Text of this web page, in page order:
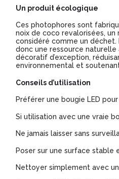
Un produit écologique
Ces photophores sont
noix de coco revalorisées, un
considéré comme un
donc une ressource
décoratif d’exception,
environnemental et
Conseils d’utilisation
Préférer une bougie LED
Si utilisation avec une vraie
Ne jamais laisser sans
Poser sur une surface stable
Nettoyer simplement avec